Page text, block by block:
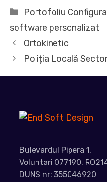
Categorii
Portofoliu
software personalizat
Ortokinetic
Poliția Locală
Bulevardul Pipera 1,
Voluntari 077190,
DUNS nr: 355046920